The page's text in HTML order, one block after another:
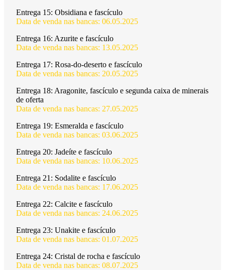
Entrega 15: Obsidiana e fascículo
Data de venda nas bancas: 06.05.2025
Entrega 16: Azurite e fascículo
Data de venda nas bancas: 13.05.2025
Entrega 17: Rosa-do-deserto e fascículo
Data de venda nas bancas: 20.05.2025
Entrega 18: Aragonite, fascículo e segunda caixa de minerais
de oferta
Data de venda nas bancas: 27.05.2025
Entrega 19: Esmeralda e fascículo
Data de venda nas bancas: 03.06.2025
Entrega 20: Jadeíte e fascículo
Data de venda nas bancas: 10.06.2025
Entrega 21: Sodalite e fascículo
Data de venda nas bancas: 17.06.2025
Entrega 22: Calcite e fascículo
Data de venda nas bancas: 24.06.2025
Entrega 23: Unakite e fascículo
Data de venda nas bancas: 01.07.2025
Entrega 24: Cristal de rocha e fascículo
Data de venda nas bancas: 08.07.2025